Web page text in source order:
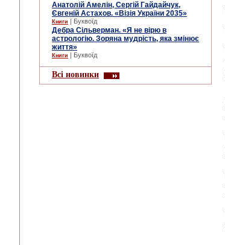
Анатолій Амелін, Сергій Гайдайчук,
Євгеній Астахов. «Візія України 2035»
Книги | Буквоїд
Дебра Сільверман. «Я не вірю в
астрологію. Зоряна мудрість, яка змінює
життя»
Книги | Буквоїд
Всі новинки